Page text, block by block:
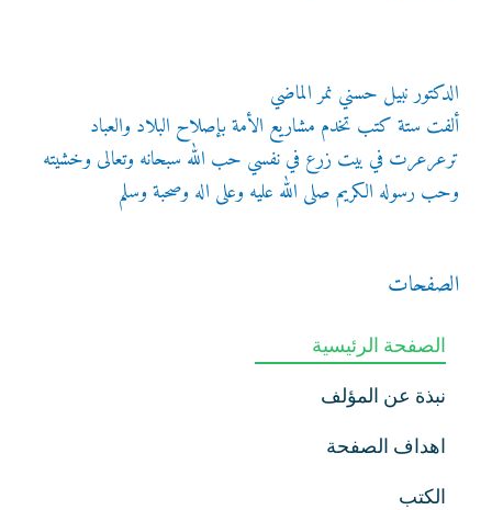
الدكتور نبيل حسني نمر الماضي
ألفت ستة كتب تخدم مشاريع الأمة بإصلاح البلاد والعباد
ترعرعرت في بيت زرع في نفسي حب الله سبحانه وتعالى وخشيته
وحب رسوله الكريم صلى الله عليه وعلى اله وصحبة وسلم
الصفحات
الصفحة الرئيسية
نبذة عن المؤلف
اهداف الصفحة
الكتب